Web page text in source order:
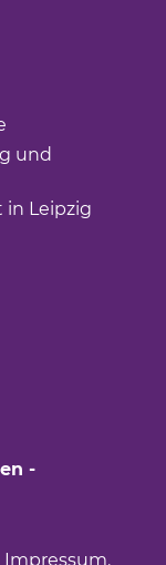
und
in Leipzig
-
Impressum.